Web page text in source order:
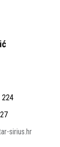
224
sirius.hr